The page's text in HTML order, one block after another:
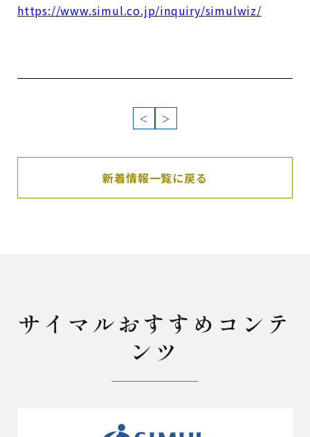
https://www.simul.co.jp/inquiry/simulwiz/
＜ ＞
新着情報一覧に戻る
サイマルおすすめコンテ
ンツ